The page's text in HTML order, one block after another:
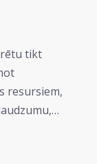
tikt
resursiem,